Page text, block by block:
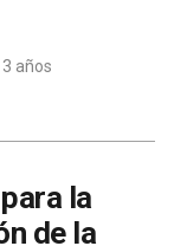
años
la
de la